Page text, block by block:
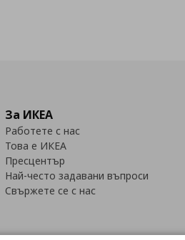
За ИКЕА
Работете с нас
Това е ИКЕА
Пресцентър
Най-често задавани въпроси
Свържете се с нас